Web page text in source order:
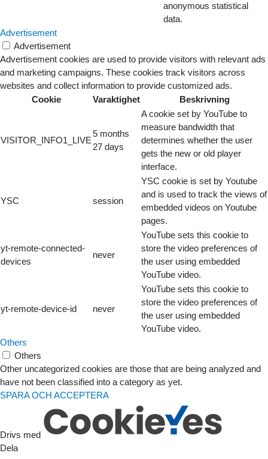
anonymous statistical
data.
Advertisement
Advertisement
Advertisement cookies are used to provide visitors with relevant ads
and marketing campaigns. These cookies track visitors across
websites and collect information to provide customized ads.
Cookie
Varaktighet Beskrivning
VISITOR_INFO1_LIVE
5 months
27 days
A cookie set by YouTube to
measure bandwidth that
determines whether the user
gets the new or old player
interface.
YSC session
YSC cookie is set by Youtube
and is used to track the views of
embedded videos on Youtube
pages.
yt-remote-connected-
devices
never
YouTube sets this cookie to
store the video preferences of
the user using embedded
YouTube video.
yt-remote-device-id never
YouTube sets this cookie to
store the video preferences of
the user using embedded
YouTube video.
Others
Others
Other uncategorized cookies are those that are being analyzed and
have not been classified into a category as yet.
SPARA OCH ACCEPTERA
Drivs med